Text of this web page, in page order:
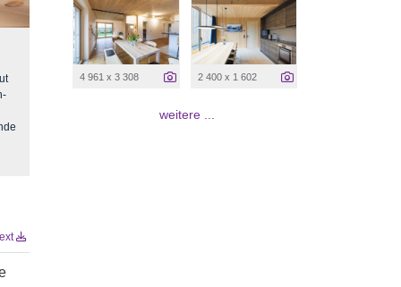
4 961 x 3 308 2 400 x 1 602
weitere ...